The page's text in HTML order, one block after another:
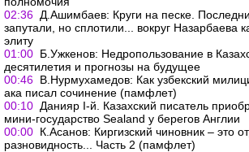
02:36 Д.Ашимбаев: Круги на песке.
запутали, но сплотили... вокруг Назарбаева
элиту
01:00 Б.Ужкенов: Недропользование в
десятилетия и прогнозы на будущее
00:46 В.Нурмухамедов: Как узбекский
ака писал сочинение (памфлет)
00:10 Данияр I-й. Казахский писатель
мини-государство Sealand у берегов Англии
00:00 К.Асанов: Киргизский чиновник – это
разновидность... Часть 2 (памфлет)